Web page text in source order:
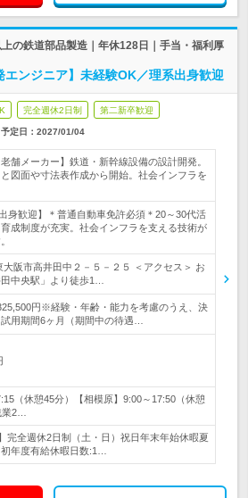
の鉄道部品製造｜年休128日｜手当・福利厚
ンジニア】未経験OK／理系出身歓迎
完全週休2日制 第二新卒歓迎
定日： 2027/01/04
老舗メーカー】鉄道・新幹線設備の設計開発。
図面や寸法表作成から開始。社会インフラを
身歓迎】＊普通自動車免許必須＊20～30代活
成制度が充実。社会インフラを支える技術が
大阪市高井田中２－５－２５ ＜アクセス＞ お
中央駅」より徒歩1…
円※経験・年齢・能力を考慮のうえ、決
用期間6ヶ月（期間中の待遇…
（休憩45分）【相模原】9:00～17:50（休憩
2…
完全週休2日制（土・日）祝日年末年始休暇夏
年度有給休暇日数:1…